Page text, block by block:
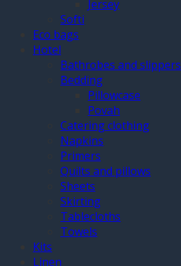
Jersey
Softi
Eco bags
Hotel
Bathrobes and slippers
Bedding
Pillowcase
Povah
Catering clothing
Napkins
Primers
Quilts and pillows
Sheets
Skirting
Tablecloths
Towels
Kits
Linen